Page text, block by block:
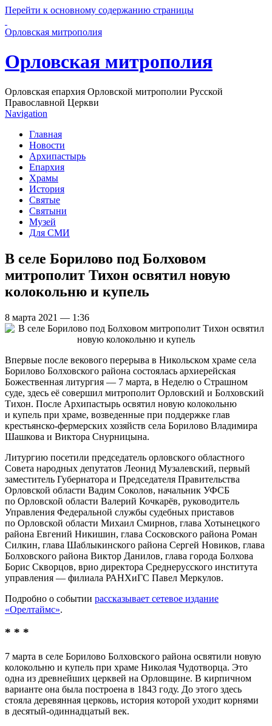
Перейти к основному содержанию страницы
Орловская митрополия
Орловская митрополия
Орловская епархия Орловской митрополии Русской
Православной Церкви
Navigation
Главная
Новости
Архипастырь
Епархия
Храмы
История
Святые
Святыни
Музей
Для СМИ
В селе Борилово под Болховом
митрополит Тихон освятил новую
колокольню и купель
8 марта 2021 — 1:36
Впервые после векового перерыва в Никольском храме села
Борилово Болховского района состоялась архиерейская
Божественная литургия — 7 марта, в Неделю о Страшном
суде, здесь её совершил митрополит Орловский и Болховский
Тихон. После Архипастырь освятил новую колокольню
и купель при храме, возведенные при поддержке глав
крестьянско-фермерских хозяйств села Борилово Владимира
Шашкова и Виктора Снурницына.
Литургию посетили председатель орловского областного
Совета народных депутатов Леонид Музалевский, первый
заместитель Губернатора и Председателя Правительства
Орловской области Вадим Соколов, начальник УФСБ
по Орловской области Валерий Кочкарёв, руководитель
Управления Федеральной службы судебных приставов
по Орловской области Михаил Смирнов, глава Хотынецкого
района Евгений Никишин, глава Сосковского района Роман
Силкин, глава Шаблыкинского района Сергей Новиков, глава
Болховского района Виктор Данилов, глава города Болхова
Борис Скворцов, врио директора Среднерусского института
управления — филиала РАНХиГС Павел Меркулов.
Подробно о событии рассказывает сетевое издание
«Орелтаймс».
* * *
7 марта в селе Борилово Болховского района освятили новую
колокольню и купель при храме Николая Чудотворца. Это
одна из древнейших церквей на Орловщине. В кирпичном
варианте она была построена в 1843 году. До этого здесь
стояла деревянная церковь, история которой уходит корнями
в десятый-одиннадцатый век.